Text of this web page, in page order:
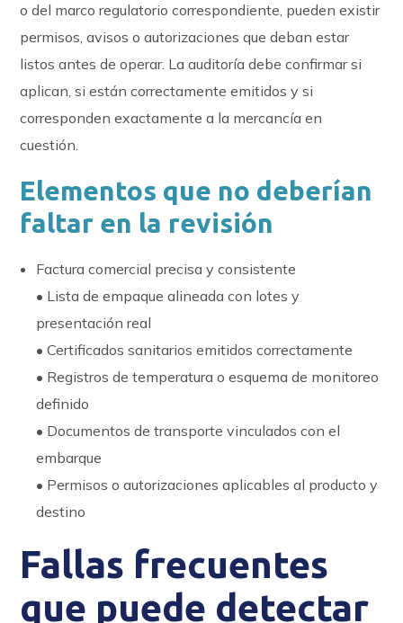
o del marco regulatorio correspondiente, pueden existir
permisos, avisos o autorizaciones que deban estar
listos antes de operar. La auditoría debe confirmar si
aplican, si están correctamente emitidos y si
corresponden exactamente a la mercancía en
cuestión.
Elementos que no deberían
faltar en la revisión
Factura comercial precisa y consistente
• Lista de empaque alineada con lotes y
presentación real
• Certificados sanitarios emitidos correctamente
• Registros de temperatura o esquema de monitoreo
definido
• Documentos de transporte vinculados con el
embarque
• Permisos o autorizaciones aplicables al producto y
destino
Fallas frecuentes
que puede detectar